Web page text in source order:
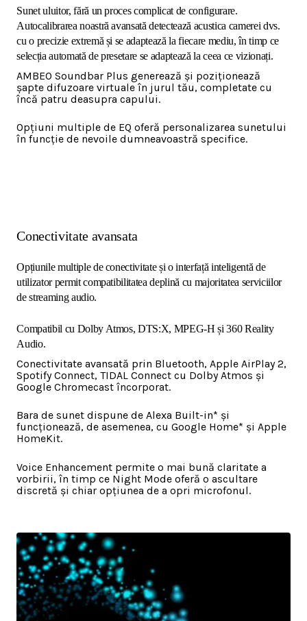
Sunet uluitor, fără un proces complicat de configurare.
Autocalibrarea noastră avansată detectează acustica camerei dvs.
cu o precizie extremă și se adaptează la fiecare mediu, în timp ce
selecția automată de presetare se adaptează la ceea ce vizionați.
AMBEO Soundbar Plus generează și poziționează
șapte difuzoare virtuale în jurul tău, completate cu
încă patru deasupra capului.
Opțiuni multiple de EQ oferă personalizarea sunetului
în funcție de nevoile dumneavoastră specifice.
Conectivitate avansata
Opțiunile multiple de conectivitate și o interfață inteligentă de
utilizator permit compatibilitatea deplină cu majoritatea serviciilor
de streaming audio.
Compatibil cu Dolby Atmos, DTS:X, MPEG-H și 360 Reality
Audio.
Conectivitate avansată prin Bluetooth, Apple AirPlay 2,
Spotify Connect, TIDAL Connect cu Dolby Atmos și
Google Chromecast încorporat.
Bara de sunet dispune de Alexa Built-in* și
funcționează, de asemenea, cu Google Home* și Apple
HomeKit.
Voice Enhancement permite o mai bună claritate a
vorbirii, în timp ce Night Mode oferă o ascultare
discretă și chiar opțiunea de a opri microfonul.